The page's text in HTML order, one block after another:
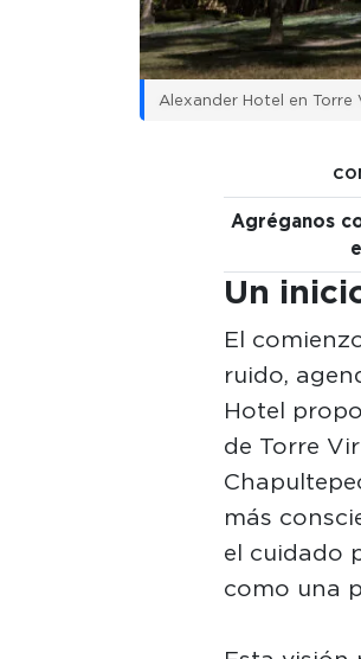
Alexander Hotel en Torre
Agréganos
Un
El
ruido,
Hotel
de Torre
más
el cuidado
como una